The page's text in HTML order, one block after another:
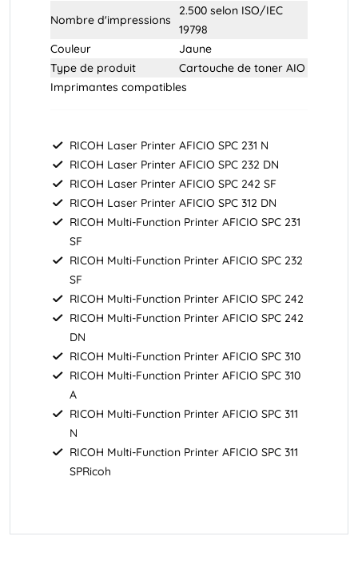
Nombre d'impressions
2.500 selon ISO/IEC
19798
Couleur
Jaune
Type de produit
Cartouche de toner AIO
Imprimantes compatibles
RICOH Laser Printer AFICIO SPC 231 N
RICOH Laser Printer AFICIO SPC 232 DN
RICOH Laser Printer AFICIO SPC 242 SF
RICOH Laser Printer AFICIO SPC 312 DN
RICOH Multi-Function Printer AFICIO SPC 231
SF
RICOH Multi-Function Printer AFICIO SPC 232
SF
RICOH Multi-Function Printer AFICIO SPC 242
RICOH Multi-Function Printer AFICIO SPC 242
DN
RICOH Multi-Function Printer AFICIO SPC 310
RICOH Multi-Function Printer AFICIO SPC 310
A
RICOH Multi-Function Printer AFICIO SPC 311
N
RICOH Multi-Function Printer AFICIO SPC 311
SPRicoh